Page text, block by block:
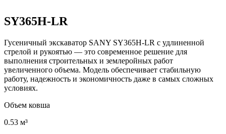
SY365H-LR
Гусеничный экскаватор SANY SY365H-LR с удлиненной
стрелой и рукоятью — это современное решение для
выполнения строительных и землеройных работ
увеличенного объема. Модель обеспечивает стабильную
работу, надежность и экономичность даже в самых сложных
условиях.
Объем ковша
0.53 м³